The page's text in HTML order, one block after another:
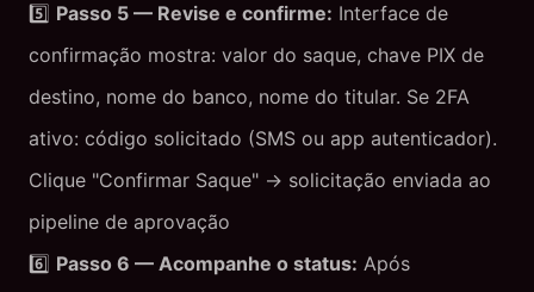
5️⃣ Passo 5 — Revise e confirme: Interface de
confirmação mostra: valor do saque, chave PIX de
destino, nome do banco, nome do titular. Se 2FA
ativo: código solicitado (SMS ou app autenticador).
Clique "Confirmar Saque" → solicitação enviada ao
pipeline de aprovação
6️⃣ Passo 6 — Acompanhe o status: Após